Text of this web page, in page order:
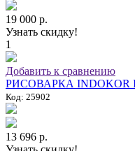
19 000 р.
Узнать скидку!
1
Добавить к сравнению
РИСОВАРКА INDOKOR
Код: 25902
13 696 р.